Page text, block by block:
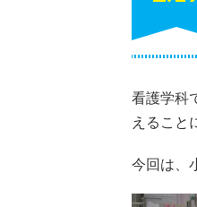
看護学科
えること
今回は、